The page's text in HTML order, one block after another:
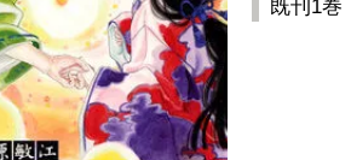
既刊1巻